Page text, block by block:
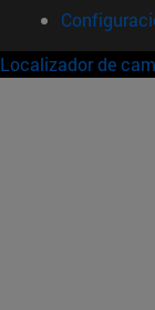
Localizador de